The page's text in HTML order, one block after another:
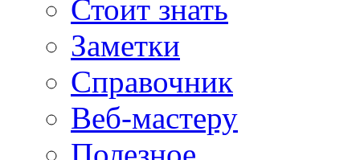
Стоит знать
Заметки
Справочник
Веб-мастеру